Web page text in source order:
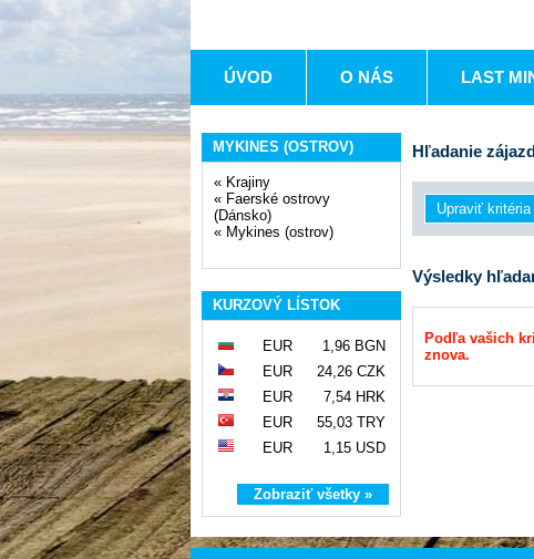
ÚVOD O NÁS LAST
MYKINES (OSTROV)
« Krajiny
« Faerské ostrovy
(Dánsko)
« Mykines (ostrov)
KURZOVÝ LÍSTOK
EUR
1,96 BGN
EUR
24,26 CZK
EUR
7,54 HRK
EUR
55,03 TRY
EUR
1,15 USD
Zobraziť všetky »
Hľadanie
Výsledky
Podľa vašich
znova.